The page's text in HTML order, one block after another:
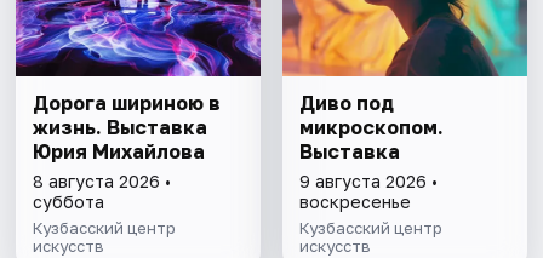
Дорога шириною в
жизнь. Выставка
Юрия Михайлова
8 августа 2026 •
суббота
Кузбасский центр
искусств
Диво под
микроскопом.
Выставка
9 августа 2026 •
воскресенье
Кузбасский центр
искусств